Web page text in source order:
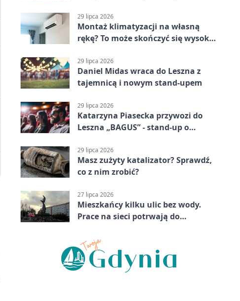
29 lipca 2026
Montaż klimatyzacji na własną
rękę? To może skończyć się wysoką
29 lipca 2026
Daniel Midas wraca do Leszna z
tajemnicą i nowym stand-upem
29 lipca 2026
Katarzyna Piasecka przywozi do
Leszna „BAGUS” - stand-up o
29 lipca 2026
Masz zużyty katalizator? Sprawdź,
co z nim zrobić?
27 lipca 2026
Mieszkańcy kilku ulic bez wody.
Prace na sieci potrwają do